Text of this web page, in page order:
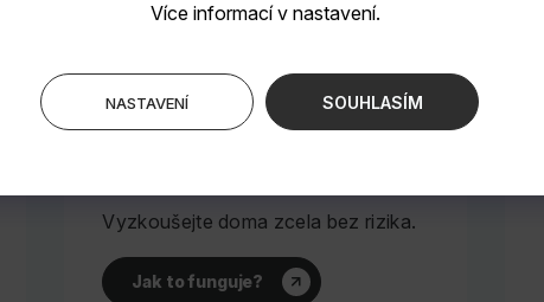
Více informací v nastavení.
NASTAVENÍ SOUHLASÍM
Vyzkoušejte doma zcela bez rizika.
Jak to funguje?